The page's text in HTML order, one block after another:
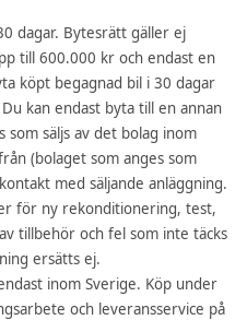
dagar. Bytesrätt gäller ej
till 600.000 kr och endast en
köpt begagnad bil i 30 dagar
kan endast byta till en annan
som säljs av det bolag inom
(bolaget som anges som
med säljande anläggning.
för ny rekonditionering, test,
tillbehör och fel som inte täcks
ersätts ej.
inom Sverige. Köp under
och leveransservice på